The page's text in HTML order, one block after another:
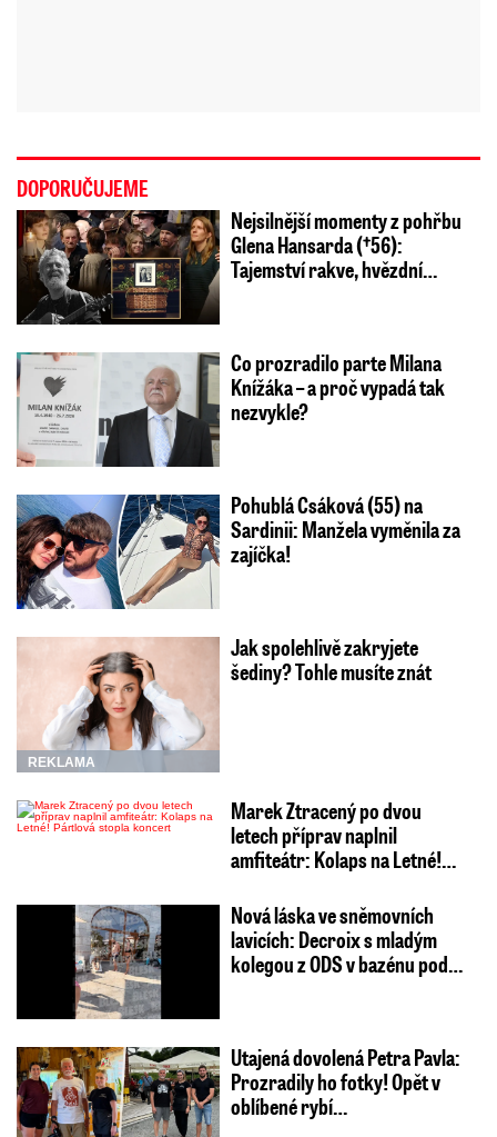
DOPORUČUJEME
Nejsilnější momenty z pohřbu
Glena Hansarda (†56):
Tajemství rakve, hvězdní…
Co prozradilo parte Milana
Knížáka – a proč vypadá tak
nezvykle?
Pohublá Csáková (55) na
Sardinii: Manžela vyměnila za
zajíčka!
REKLAMA
Jak spolehlivě zakryjete
šediny? Tohle musíte znát
Marek Ztracený po dvou
letech příprav naplnil
amfiteátr: Kolaps na Letné!…
Nová láska ve sněmovních
lavicích: Decroix s mladým
kolegou z ODS v bazénu pod…
Utajená dovolená Petra Pavla:
Prozradily ho fotky! Opět v
oblíbené rybí…